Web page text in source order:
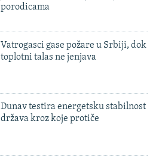
porodicama
Vatrogasci gase požare u Srbiji, dok
toplotni talas ne jenjava
Dunav testira energetsku stabilnost
država kroz koje protiče